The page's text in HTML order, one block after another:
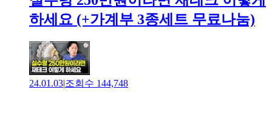
하세요 (+가계부 3종세트 무료나눔)
24.01.03|조회수 144,748